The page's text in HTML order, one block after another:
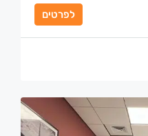
לפרטים